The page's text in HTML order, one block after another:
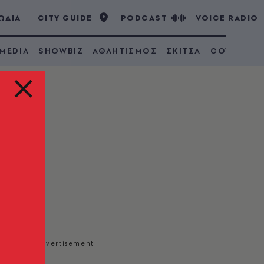
CITY GUIDE PODCAST VOICE RADIO
SHOWBIZ ΑΘΛΗΤΙΣΜΟΣ ΣΚΙΤΣΑ COVID 19